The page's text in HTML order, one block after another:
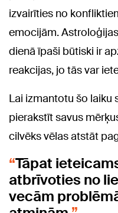
izvairīties no
emocijām.
dienā īpaši būtiski ir
reakcijas, jo tās var
Lai izmantotu šo laiku
pierakstīt savus
cilvēks vēlas atstāt
Tāpat
atbrīvoties no
vecām